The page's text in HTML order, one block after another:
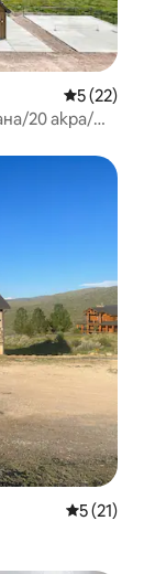
Средна
5 (22)
20 акра/
Средна
5 (21)